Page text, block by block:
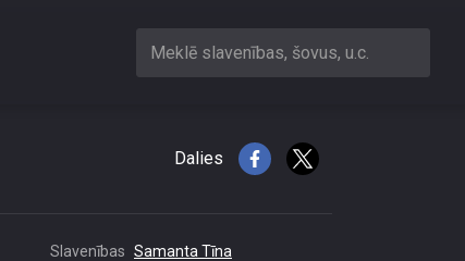
Meklē slavenības, šovus, u.c.
Dalies
Slavenības Samanta Tīna